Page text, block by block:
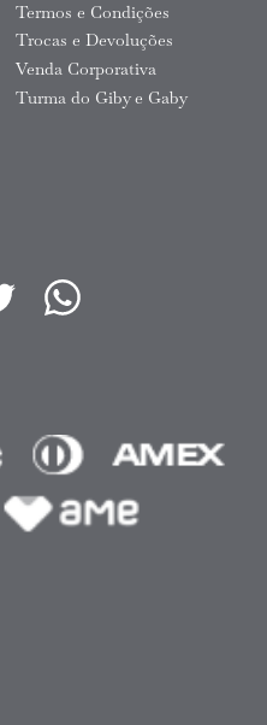
Termos e Condições
Trocas e Devoluções
Venda Corporativa
Turma do Giby e Gaby